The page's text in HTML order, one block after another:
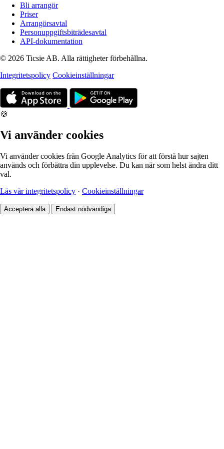
Bli arrangör
Priser
Arrangörsavtal
Personuppgiftsbiträdesavtal
API-dokumentation
© 2026 Ticsie AB. Alla rättigheter förbehållna.
Integritetspolicy Cookieinställningar
🍪
Vi använder cookies
Vi använder cookies från Google Analytics för att förstå hur sajten
används och förbättra din upplevelse. Du kan när som helst ändra ditt
val.
Läs vår integritetspolicy · Cookieinställningar
Acceptera alla Endast nödvändiga